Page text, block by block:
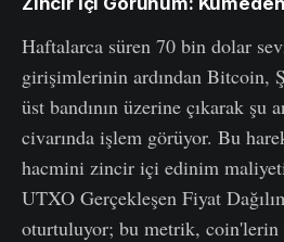
Haftalarca süren 70 bin dolar
girişimlerinin ardından Bitcoin,
üst bandının üzerine çıkarak şu
civarında işlem görüyor. Bu
hacmini zincir içi edinim
UTXO Gerçekleşen Fiyat
oturtuluyor; bu metrik, coin'lerin